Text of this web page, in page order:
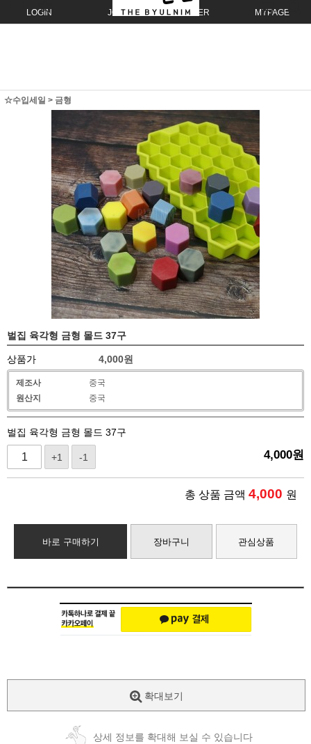
LOGIN JOIN ORDER MYPAGE
☆수입세일 > 금형
벌집 육각형 금형 몰드 37구
상품가 4,000원
제조사
중국
원산지
중국
벌집 육각형 금형 몰드 37구
+1 -1 4,000원
총 상품 금액 4,000 원
바로 구매하기 장바구니 관심상품
확대보기
상세 정보를 확대해 보실 수 있습니다